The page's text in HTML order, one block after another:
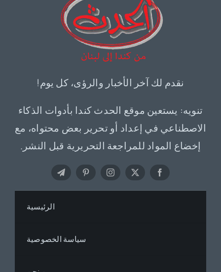
نقدم لك آخر الأخبار والرؤى، كل يوم!
تنويه: يستعين موقع الحدث كندا بأدوات الذكاء
الاصطناعي في إعداد أو تحرير بعض محتواه، مع
إخضاع المواد للمراجعة التحريرية قبل النشر.
الرئيسية
سياسة الخصوصية